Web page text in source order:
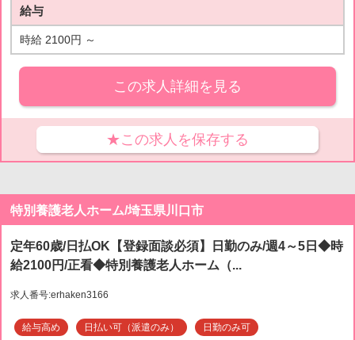
給与
時給 2100円 ～
この求人詳細を見る
★この求人を保存する
特別養護老人ホーム/埼玉県川口市
定年60歳/日払OK【登録面談必須】日勤のみ/週4～5日◆時
給2100円/正看◆特別養護老人ホーム（...
求人番号:erhaken3166
給与高め 日払い可（派遣のみ） 日勤のみ可